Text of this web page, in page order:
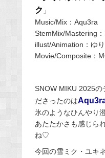
ク 」
Music/Mix：Aqu3ra
StemMix/Mastering
illust/Animation：ゆ
Movie/Composite：
SNOW MIKU 2025の
ださったのは
氷のようなひんやり
あたたかさも感じら
ね♡
今回の雪ミク・ユキ